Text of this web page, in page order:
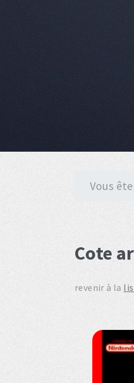
Vous
Cote
revenir à la